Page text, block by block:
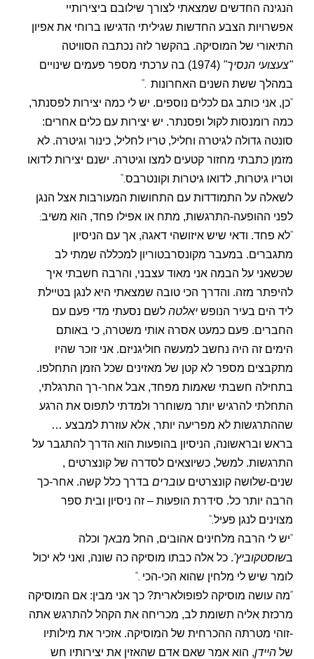
הנגינה החדשים שמצאתי לצורך שילובם ביצירותיי
אפשרויות הצבע החדשות שגיליתי הדגישו ברוחי את אפיון
התיאורי של המוסיקה. בהקשר לזה נכתבה הסוויטה
"צעצועי הנסיך"
(1974) בה ערכתי מספר פעמים שינויים
במהלך ששת השנים האחרונות ".
"כן, אני כותב גם לכלים נוספים. יש לי כמה יצירות לפסנתר,
כמה רומנסות לקול ופסנתר. יש יצירות עם כלים אחרים:
סונטה גדולה לגיטרה וחליל, טריו לחליל, כינור וגיטרה. לא
מזמן כתבתי מחזור קטעים למצו וגיטרה. ישנם יצירות לדואו
וטריו גיטרות, לדואו גיטרות וקונטרבס".
לשאלה על התמודדות עם התחושות המעורבות אצל הנגן
לפני ההופעה-התרגשות, מתח או אפילו פחד, הוא משיב:
"לא פחד. ודאי שיש איזושהי דאגה, אך עם הניסיון
מתגברים. במעבר מקונסרבטוריון למכללה שמתי לב
שכשאני על הבמה אני מאוד עצבני, והרבה חשבתי איך
להיפתר מזה. והדרך הכי טובה שמצאתי היא לנגן בטיילת
ליד הים בעיר הנופש יאלטה לשם נסעתי מדי פעם עם
החברים. פעם כמעט אסרה אותי משטרה, כי באותם
הימים זה היה נחשב למעשה חוליגניזם. אני זוכר שהיו
מתקבצים מספר לא קטן של מאזינים שכל הזמן התחלפו.
בתחילה חשבתי שאמות מפחד, אבל אחר-רך התרגלתי,
התחלתי להרגיש יותר משוחרר ולמדתי לתפוס את הרגע
שההתרגשות לא מפריעה יותר, אלא עוזרת למבצע …
בראש ובראשונה, הניסיון בהופעות הוא הדרך להתגבר על
התרגשות. למשל, כשיוצאים לסדרה של קונצרטים ,
שנים-שלושה קונצרטים עוברים בדרך כלל קשה. אחר-כך
הרבה יותר כל. סידרת הופעות – זה ניסיון ובית ספר
מצוינים לנגן פעיל".
"יש לי הרבה מלחינים אהובים, החל מבאך וכלה
בשוסטקוביץ'. כל אלה כבתו מוסיקה כה שונה, ואני לא יכול
לומר שיש לי מלחין שהוא הכי-הכי ".
"מה עושה מוסיקה לפופולארית? כך אני מבין: אם המוסיקה
מרכזת אליה תשומת לב, מכריחה את הקהל להתרגש אתה
-זוהי מטרתה ההכרחית של המוסיקה. אזכיר את מילותיו
של היידן, הוא אמר שאם אדם שהאזין את יצירותיו חש